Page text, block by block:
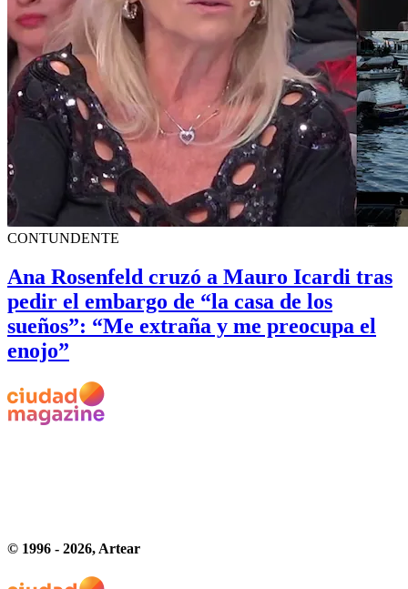
CONTUNDENTE
Ana Rosenfeld cruzó a Mauro Icardi tras
pedir el embargo de “la casa de los
sueños”: “Me extraña y me preocupa el
enojo”
© 1996 - 2026, Artear